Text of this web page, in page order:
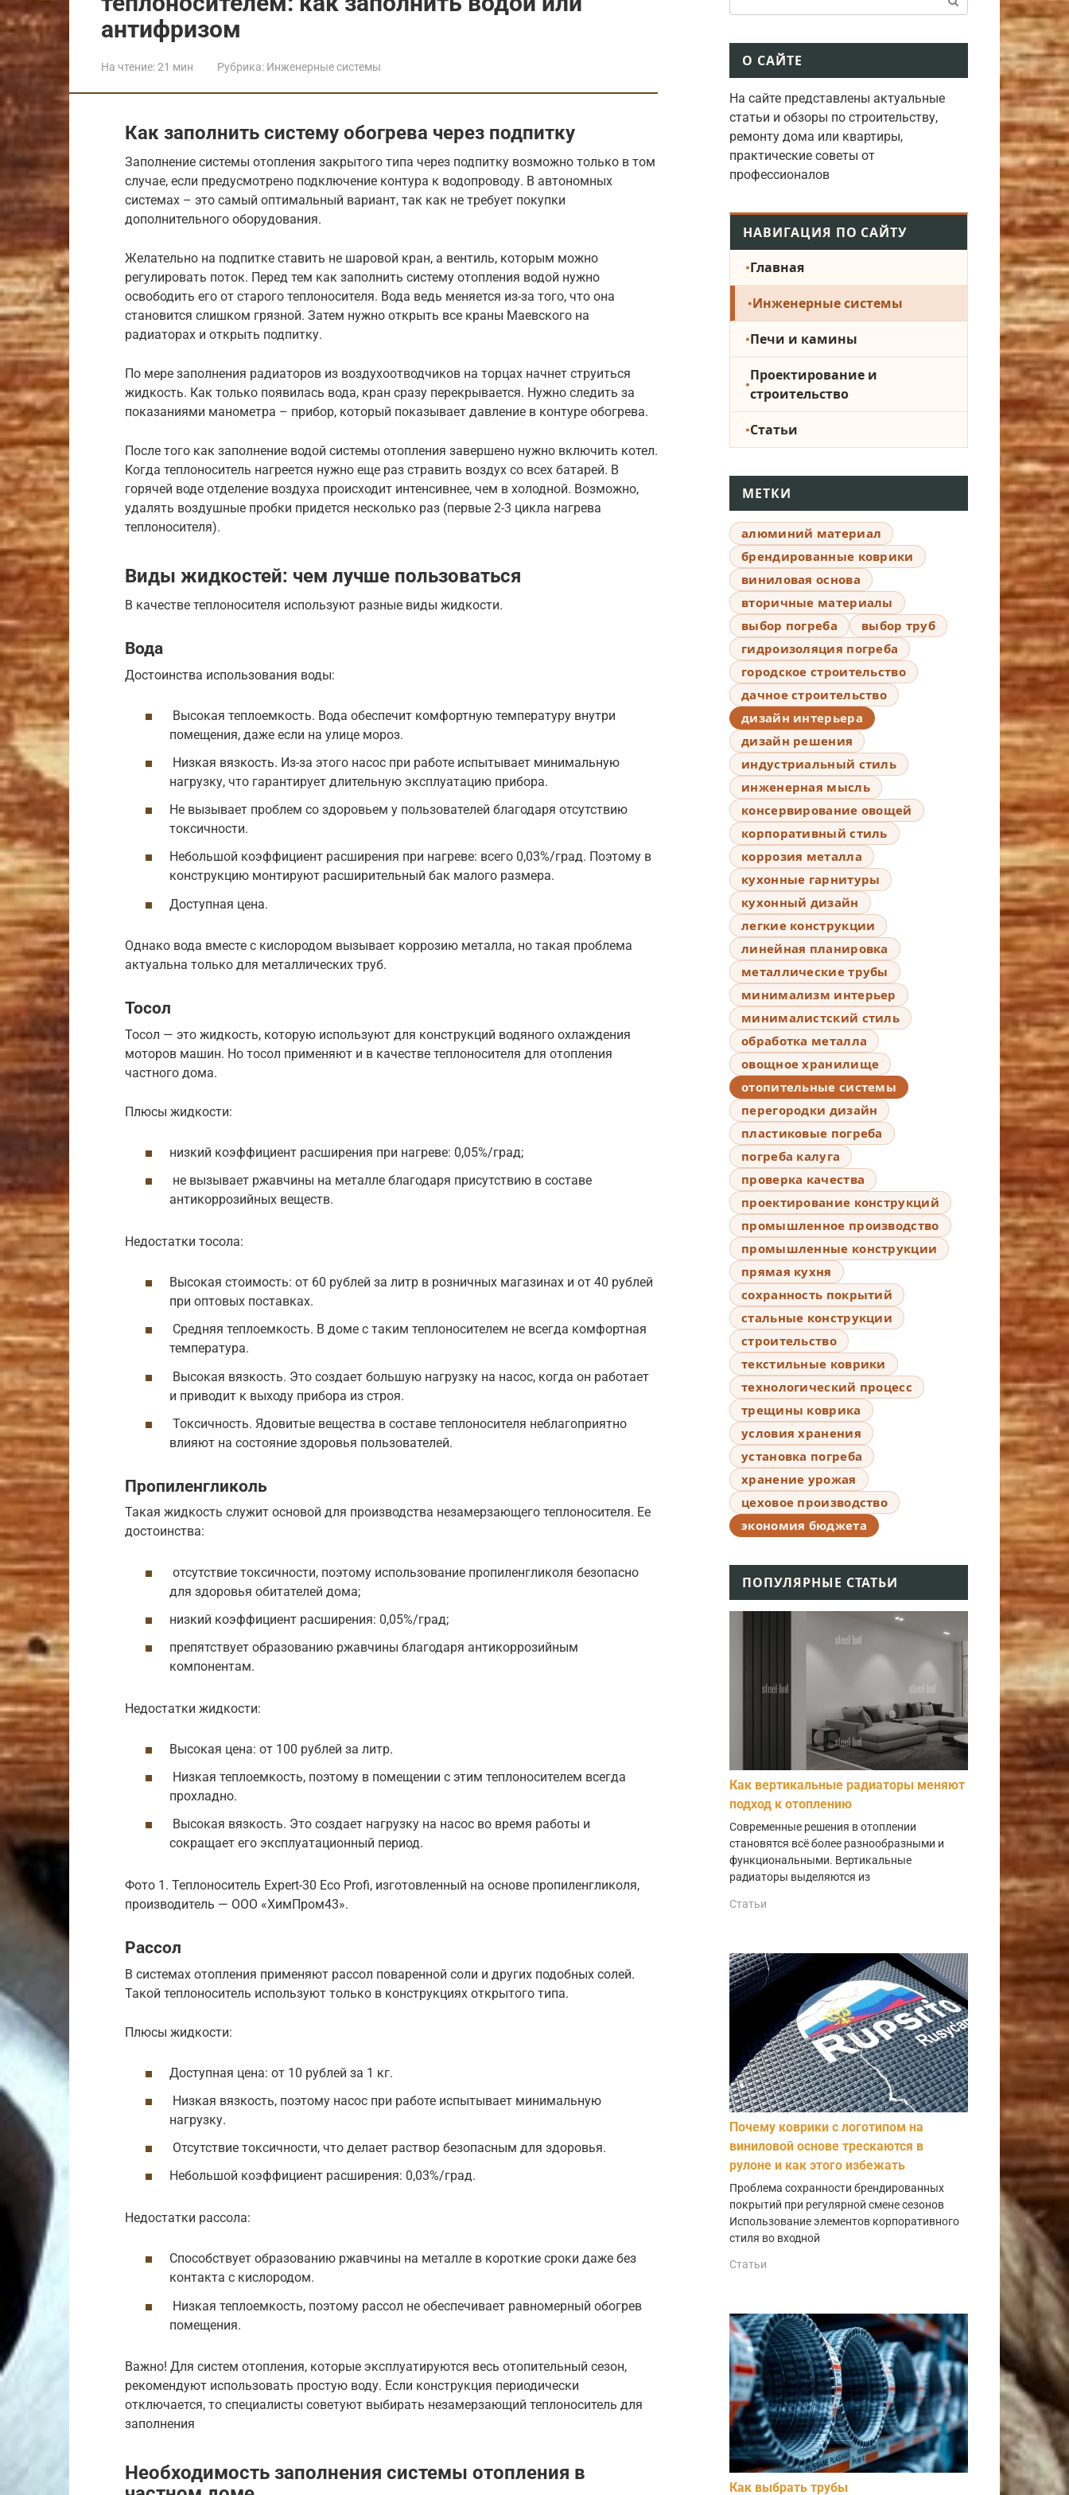
антифризом
На чтение:21 мин Рубрика: Инженерные системы
Как заполнить систему обогрева через подпитку
Заполнение системы отопления закрытого типа через подпитку возможно только в том
случае, если предусмотрено подключение контура к водопроводу. В автономных
системах – это самый оптимальный вариант, так как не требует покупки
дополнительного оборудования.
Желательно на подпитке ставить не шаровой кран, а вентиль, которым можно
регулировать поток. Перед тем как заполнить систему отопления водой нужно
освободить его от старого теплоносителя. Вода ведь меняется из-за того, что она
становится слишком грязной. Затем нужно открыть все краны Маевского на
радиаторах и открыть подпитку.
По мере заполнения радиаторов из воздухоотводчиков на торцах начнет струиться
жидкость. Как только появилась вода, кран сразу перекрывается. Нужно следить за
показаниями манометра – прибор, который показывает давление в контуре обогрева.
После того как заполнение водой системы отопления завершено нужно включить котел.
Когда теплоноситель нагреется нужно еще раз стравить воздух со всех батарей. В
горячей воде отделение воздуха происходит интенсивнее, чем в холодной. Возможно,
удалять воздушные пробки придется несколько раз (первые 2-3 цикла нагрева
теплоносителя).
Виды жидкостей: чем лучше пользоваться
В качестве теплоносителя используют разные виды жидкости.
Вода
Достоинства использования воды:
Высокая теплоемкость. Вода обеспечит комфортную температуру внутри
помещения, даже если на улице мороз.
Низкая вязкость. Из-за этого насос при работе испытывает минимальную
нагрузку, что гарантирует длительную эксплуатацию прибора.
Не вызывает проблем со здоровьем у пользователей благодаря отсутствию
токсичности.
Небольшой коэффициент расширения при нагреве: всего 0,03%/град. Поэтому в
конструкцию монтируют расширительный бак малого размера.
Доступная цена.
Однако вода вместе с кислородом вызывает коррозию металла, но такая проблема
актуальна только для металлических труб.
Тосол
Тосол — это жидкость, которую используют для конструкций водяного охлаждения
моторов машин. Но тосол применяют и в качестве теплоносителя для отопления
частного дома.
Плюсы жидкости:
низкий коэффициент расширения при нагреве: 0,05%/град;
не вызывает ржавчины на металле благодаря присутствию в составе
антикоррозийных веществ.
Недостатки тосола:
Высокая стоимость: от 60 рублей за литр в розничных магазинах и от 40 рублей
при оптовых поставках.
Средняя теплоемкость. В доме с таким теплоносителем не всегда комфортная
температура.
Высокая вязкость. Это создает большую нагрузку на насос, когда он работает
и приводит к выходу прибора из строя.
Токсичность. Ядовитые вещества в составе теплоносителя неблагоприятно
влияют на состояние здоровья пользователей.
Пропиленгликоль
Такая жидкость служит основой для производства незамерзающего теплоносителя. Ее
достоинства:
отсутствие токсичности, поэтому использование пропиленгликоля безопасно
для здоровья обитателей дома;
низкий коэффициент расширения: 0,05%/град;
препятствует образованию ржавчины благодаря антикоррозийным
компонентам.
Недостатки жидкости:
Высокая цена: от 100 рублей за литр.
Низкая теплоемкость, поэтому в помещении с этим теплоносителем всегда
прохладно.
Высокая вязкость. Это создает нагрузку на насос во время работы и
сокращает его эксплуатационный период.
Фото 1. Теплоноситель Expert-30 Eco Profi, изготовленный на основе пропиленгликоля,
производитель — ООО «ХимПром43».
Рассол
В системах отопления применяют рассол поваренной соли и других подобных солей.
Такой теплоноситель используют только в конструкциях открытого типа.
Плюсы жидкости:
Доступная цена: от 10 рублей за 1 кг.
Низкая вязкость, поэтому насос при работе испытывает минимальную
нагрузку.
Отсутствие токсичности, что делает раствор безопасным для здоровья.
Небольшой коэффициент расширения: 0,03%/град.
Недостатки рассола:
Способствует образованию ржавчины на металле в короткие сроки даже без
контакта с кислородом.
Низкая теплоемкость, поэтому рассол не обеспечивает равномерный обогрев
помещения.
Важно! Для систем отопления, которые эксплуатируются весь отопительный сезон,
рекомендуют использовать простую воду. Если конструкция периодически
отключается, то специалисты советуют выбирать незамерзающий теплоноситель для
заполнения
Необходимость заполнения системы отопления в
О САЙТЕ
На сайте представлены актуальные
статьи и обзоры по строительству,
ремонту дома или квартиры,
практические советы от
профессионалов
НАВИГАЦИЯ ПО САЙТУ
Главная
Инженерные системы
Печи и камины
Проектирование и
строительство
Статьи
МЕТКИ
алюминий материал
брендированные коврики
виниловая основа
вторичные материалы
выбор погреба
выбор труб
гидроизоляция погреба
городское строительство
дачное строительство
дизайн интерьера
дизайн решения
индустриальный стиль
инженерная мысль
консервирование овощей
корпоративный стиль
коррозия металла
кухонные гарнитуры
кухонный дизайн
легкие конструкции
линейная планировка
металлические трубы
минимализм интерьер
минималистский стиль
обработка металла
овощное хранилище
отопительные системы
перегородки дизайн
пластиковые погреба
погреба калуга
проверка качества
проектирование конструкций
промышленное производство
промышленные конструкции
прямая кухня
сохранность покрытий
стальные конструкции
строительство
текстильные коврики
технологический процесс
трещины коврика
условия хранения
установка погреба
хранение урожая
цеховое производство
экономия бюджета
ПОПУЛЯРНЫЕ СТАТЬИ
Как вертикальные радиаторы меняют
подход к отоплению
Современные решения в отоплении
становятся всё более разнообразными и
функциональными. Вертикальные
радиаторы выделяются из
Статьи
Почему коврики с логотипом на
виниловой основе трескаются в
рулоне и как этого избежать
Проблема сохранности брендированных
покрытий при регулярной смене сезонов
Использование элементов корпоративного
стиля во входной
Статьи
Как выбрать трубы